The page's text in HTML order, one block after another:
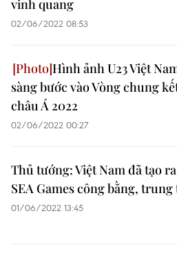
vinh quang
02/06/2022 08:53
Hình ảnh U23 Việt
sàng bước vào Vòng chung
châu Á 2022
02/06/2022 00:27
Thủ tướng: Việt Nam đã tạo
SEA Games công bằng,
01/06/2022 13:45